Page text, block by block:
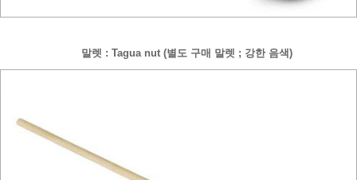
말렛 : Tagua nut (별도 구매 말렛 ; 강한 음색)